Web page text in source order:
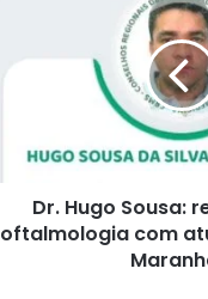
Dr. Hugo Sousa:
oftalmologia com